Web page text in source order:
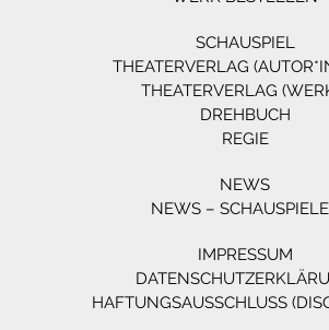
SCHAUSPIEL
THEATERVERLAG
THEATERVERLAG
DREHBUCH
REGIE
NEWS
NEWS –
IMPRESSUM
HAFTUNGSAUSSCHLUSS